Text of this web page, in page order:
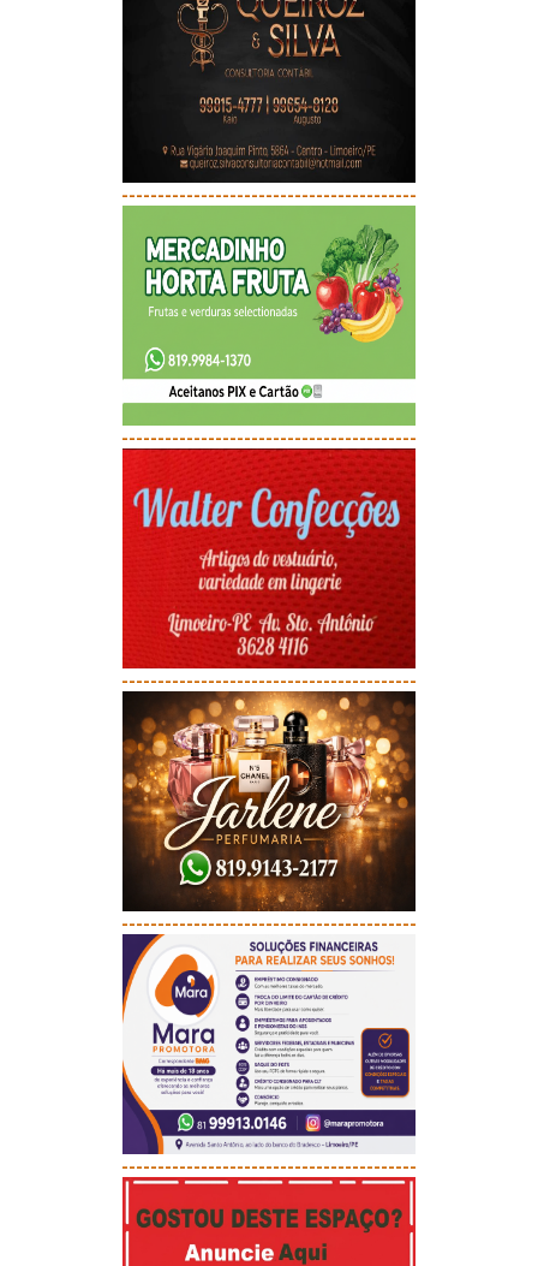
-----------------------------------------
-----------------------------------------
-----------------------------------------
-----------------------------------------
-----------------------------------------